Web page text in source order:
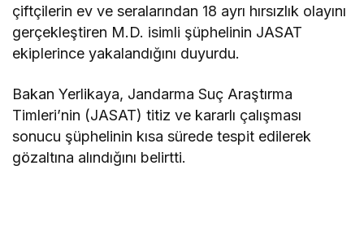
çiftçilerin ev ve seralarından 18 ayrı hırsızlık olayını
gerçekleştiren M.D. isimli şüphelinin JASAT
ekiplerince yakalandığını duyurdu.
Bakan Yerlikaya, Jandarma Suç Araştırma
Timleri’nin (JASAT) titiz ve kararlı çalışması
sonucu şüphelinin kısa sürede tespit edilerek
gözaltına alındığını belirtti.